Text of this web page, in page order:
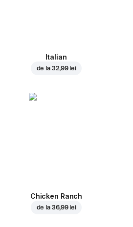
Italian
de la 32,99 lei
Chicken Ranch
de la 36,99 lei